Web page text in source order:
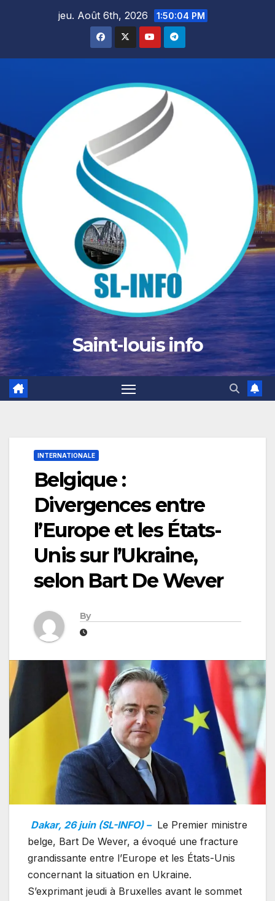
jeu. Août 6th, 2026 1:50:06 PM
Saint-louis info
INTERNATIONALE
Belgique :
Divergences entre
l’Europe et les États-
Unis sur l’Ukraine,
selon Bart De Wever
By
Dakar, 26 juin (SL-INFO) – Le Premier ministre
belge, Bart De Wever, a évoqué une fracture
grandissante entre l’Europe et les États-Unis
concernant la situation en Ukraine.
S’exprimant jeudi à Bruxelles avant le sommet